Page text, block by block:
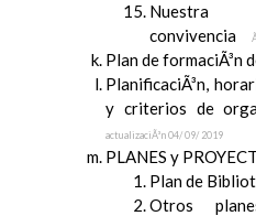
Nuestra
convivencia
Plan de formaciÃ³n
PlanificaciÃ³n,
y criterios de
actualizaciÃ³n 04/ 09/ 2019
PLANES y
Plan de
Otros